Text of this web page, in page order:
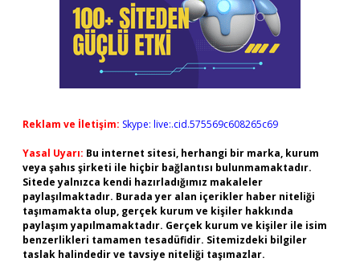
Reklam ve İletişim: Skype: live:.cid.575569c608265c69
Yasal Uyarı: Bu internet sitesi, herhangi bir marka, kurum
veya şahıs şirketi ile hiçbir bağlantısı bulunmamaktadır.
Sitede yalnızca kendi hazırladığımız makaleler
paylaşılmaktadır. Burada yer alan içerikler haber niteliği
taşımamakta olup, gerçek kurum ve kişiler hakkında
paylaşım yapılmamaktadır. Gerçek kurum ve kişiler ile isim
benzerlikleri tamamen tesadüfidir. Sitemizdeki bilgiler
taslak halindedir ve tavsiye niteliği taşımazlar.